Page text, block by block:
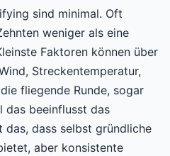
sind minimal. Oft
weniger als eine
Faktoren können über
Streckentemperatur,
fliegende Runde, sogar
das beeinflusst das
das, dass selbst gründliche
aber konsistente